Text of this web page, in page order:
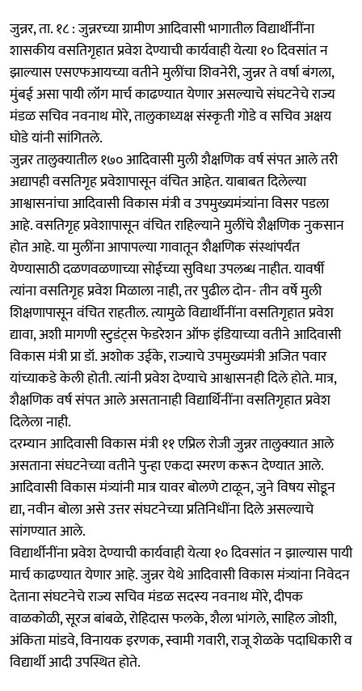
जुन्नर, ता. १८ : जुन्नरच्या ग्रामीण आदिवासी भागातील विद्यार्थीनींना
शासकीय वसतिगृहात प्रवेश देण्याची कार्यवाही येत्या १० दिवसांत न
झाल्यास एसएफआयच्या वतीने मुलींचा शिवनेरी, जुन्नर ते वर्षा बंगला,
मुंबई असा पायी लॉंग मार्च काढण्यात येणार असल्याचे संघटनेचे राज्य
मंडळ सचिव नवनाथ मोरे, तालुकाध्यक्ष संस्कृती गोडे व सचिव अक्षय
घोडे यांनी सांगितले.
जुन्नर तालुक्यातील १७० आदिवासी मुली शैक्षणिक वर्ष संपत आले तरी
अद्यापही वसतिगृह प्रवेशापासून वंचित आहेत. याबाबत दिलेल्या
आश्वासनांचा आदिवासी विकास मंत्री व उपमुख्यमंत्र्यांना विसर पडला
आहे. वसतिगृह प्रवेशापासून वंचित राहिल्याने मुलींचे शैक्षणिक नुकसान
होत आहे. या मुलींना आपापल्या गावातून शैक्षणिक संस्थांपर्यंत
येण्यासाठी दळणवळणाच्या सोईच्या सुविधा उपलब्ध नाहीत. यावर्षी
त्यांना वसतिगृह प्रवेश मिळाला नाही, तर पुढील दोन- तीन वर्षे मुली
शिक्षणापासून वंचित राहतील. त्यामुळे विद्यार्थीनींना वसतिगृहात प्रवेश
द्यावा, अशी मागणी स्टुडंट्स फेडरेशन ऑफ इंडियाच्या वतीने आदिवासी
विकास मंत्री प्रा डॉ. अशोक उईके, राज्याचे उपमुख्यमंत्री अजित पवार
यांच्याकडे केली होती. त्यांनी प्रवेश देण्याचे आश्वासनही दिले होते. मात्र,
शैक्षणिक वर्ष संपत आले असतानाही विद्यार्थिनींना वसतिगृहात प्रवेश
दिलेला नाही.
दरम्यान आदिवासी विकास मंत्री ११ एप्रिल रोजी जुन्नर तालुक्यात आले
असताना संघटनेच्या वतीने पुन्हा एकदा स्मरण करून देण्यात आले.
आदिवासी विकास मंत्र्यांनी मात्र यावर बोलणे टाळून, जुने विषय सोडून
द्या, नवीन बोला असे उत्तर संघटनेच्या प्रतिनिधींना दिले असल्याचे
सांगण्यात आले.
विद्यार्थीनींना प्रवेश देण्याची कार्यवाही येत्या १० दिवसांत न झाल्यास पायी
मार्च काढण्यात येणार आहे. जुन्नर येथे आदिवासी विकास मंत्र्यांना निवेदन
देताना संघटनेचे राज्य सचिव मंडळ सदस्य नवनाथ मोरे, दीपक
वाळकोळी, सूरज बांबळे, रोहिदास फलके, शैला भांगले, साहिल जोशी,
अंकिता मांडवे, विनायक इरणक, स्वामी गवारी, राजू‌ शेळके पदाधिकारी व
विद्यार्थी आदी उपस्थित होते.